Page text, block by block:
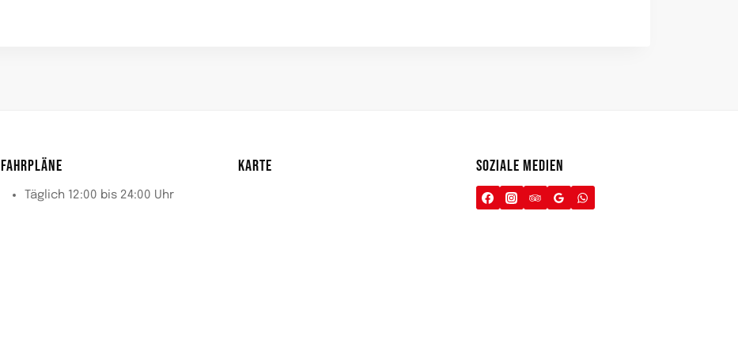
FAHRPLÄNE
Täglich 12:00 bis 24:00 Uhr
KARTE SOZIALE MEDIEN